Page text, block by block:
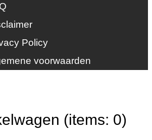
Zonne-energie
Duurzaamheid
Veiligheid
Policy
voorwaarden
(items: 0)